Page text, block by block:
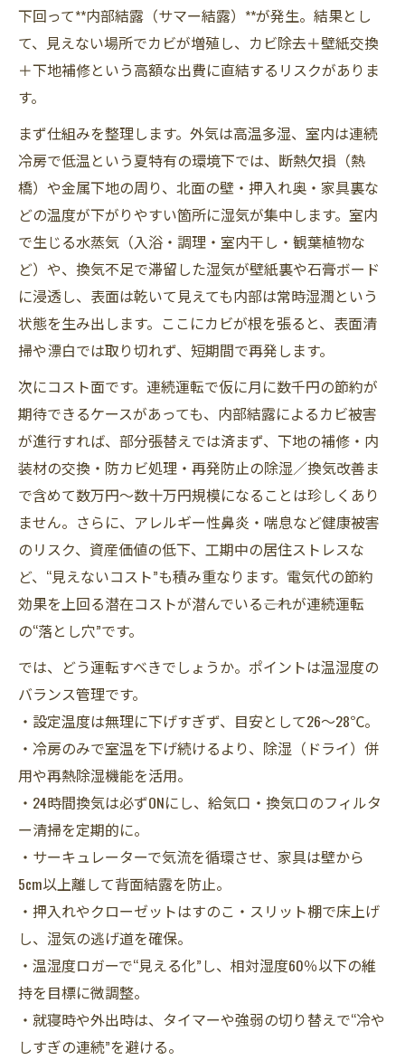
下回って**内部結露（サマー結露）**が発生。結果とし
て、見えない場所でカビが増殖し、カビ除去＋壁紙交換
＋下地補修という高額な出費に直結するリスクがありま
す。
まず仕組みを整理します。外気は高温多湿、室内は連続
冷房で低温という夏特有の環境下では、断熱欠損（熱
橋）や金属下地の周り、北面の壁・押入れ奥・家具裏な
どの温度が下がりやすい箇所に湿気が集中します。室内
で生じる水蒸気（入浴・調理・室内干し・観葉植物な
ど）や、換気不足で滞留した湿気が壁紙裏や石膏ボード
に浸透し、表面は乾いて見えても内部は常時湿潤という
状態を生み出します。ここにカビが根を張ると、表面清
掃や漂白では取り切れず、短期間で再発します。
次にコスト面です。連続運転で仮に月に数千円の節約が
期待できるケースがあっても、内部結露によるカビ被害
が進行すれば、部分張替えでは済まず、下地の補修・内
装材の交換・防カビ処理・再発防止の除湿／換気改善ま
で含めて数万円～数十万円規模になることは珍しくあり
ません。さらに、アレルギー性鼻炎・喘息など健康被害
のリスク、資産価値の低下、工期中の居住ストレスな
ど、“見えないコスト”も積み重なります。電気代の節約
効果を上回る潜在コストが潜んでいる――これが連続運転
の“落とし穴”です。
では、どう運転すべきでしょうか。ポイントは温湿度の
バランス管理です。
・設定温度は無理に下げすぎず、目安として26～28℃。
・冷房のみで室温を下げ続けるより、除湿（ドライ）併
用や再熱除湿機能を活用。
・24時間換気は必ずONにし、給気口・換気口のフィルタ
ー清掃を定期的に。
・サーキュレーターで気流を循環させ、家具は壁から
5cm以上離して背面結露を防止。
・押入れやクローゼットはすのこ・スリット棚で床上げ
し、湿気の逃げ道を確保。
・温湿度ロガーで“見える化”し、相対湿度60％以下の維
持を目標に微調整。
・就寝時や外出時は、タイマーや強弱の切り替えで“冷や
しすぎの連続”を避ける。